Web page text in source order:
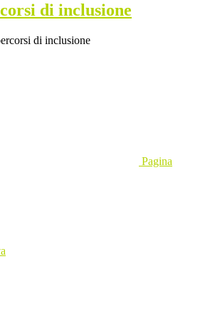
di inclusione
di inclusione
Pagina